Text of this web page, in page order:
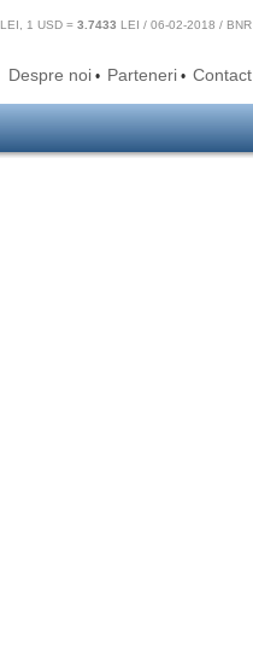
LEI, 1 USD = 3.7433 LEI / 06-02-2018 / BNR
Despre noi • Parteneri • Contact